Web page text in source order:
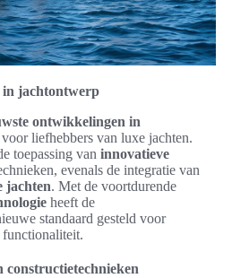
in jachtontwerp
ontwikkelingen in
voor liefhebbers van luxe jachten.
toepassing van innovatieve
evenals de integratie van
jachten. Met de voortdurende
heeft de
standaard gesteld voor
constructietechnieken